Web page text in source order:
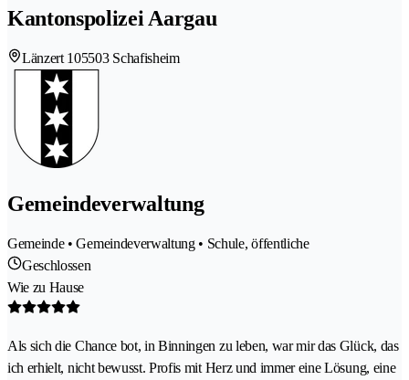
Kantonspolizei Aargau
Länzert 105503 Schafisheim
Gemeindeverwaltung
Gemeinde • Gemeindeverwaltung • Schule, öffentliche
Geschlossen
Wie zu Hause
Als sich die Chance bot, in Binningen zu leben, war mir das Glück, das
ich erhielt, nicht bewusst. Profis mit Herz und immer eine Lösung, eine